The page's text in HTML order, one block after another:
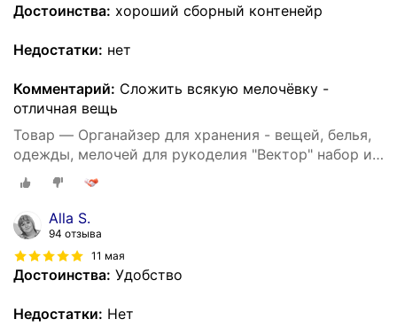
Достоинства: хороший сборный контенейр
Недостатки: нет
Комментарий: Сложить всякую мелочёвку -
отличная вещь
Товар — Органайзер для хранения - вещей, белья,
одежды, мелочей для рукоделия "Вектор" набор из
3х штук
Alla S.
94 отзыва
11 мая
Достоинства: Удобство
Недостатки: Нет